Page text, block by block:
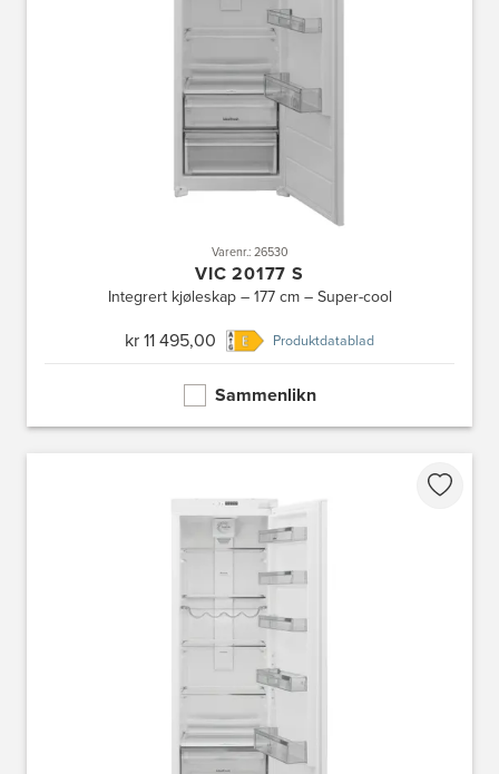
Varenr.: 26530
VIC 20177 S
Integrert kjøleskap – 177 cm – Super-cool
kr 11 495,00 Produktdatablad
Sammenlikn